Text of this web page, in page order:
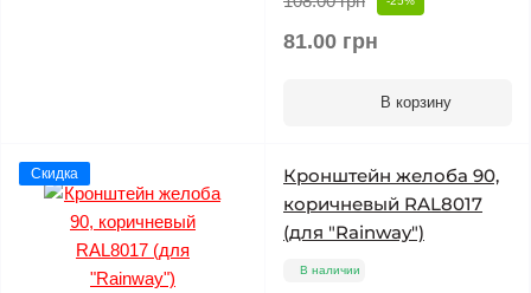
81.00 грн
В корзину
Скидка
Кронштейн желоба 90,
коричневый RAL8017
(для "Rainway")
В наличии